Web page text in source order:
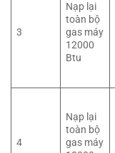
3
Nạp lại
toàn bộ
gas máy
12000
Btu
4
Nạp lại
toàn bộ
gas máy